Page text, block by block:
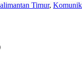
Timur,